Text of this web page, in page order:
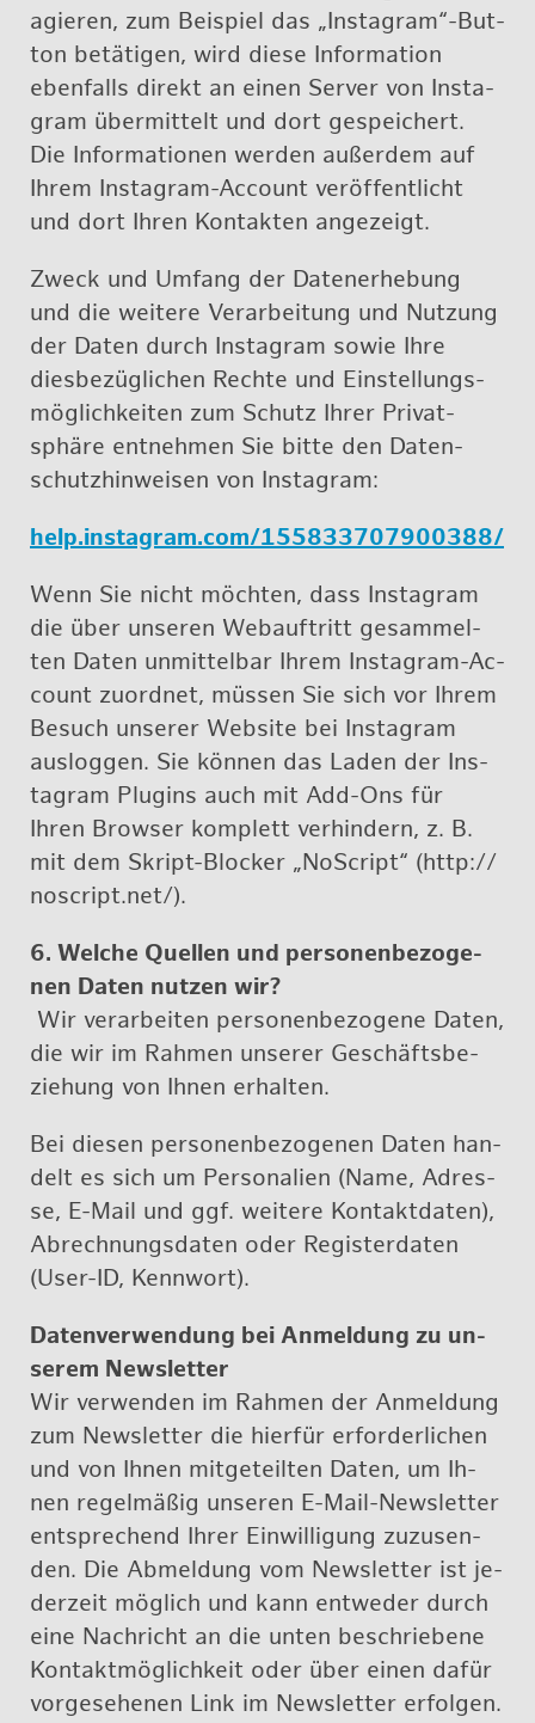
agie­ren, zum Bei­spiel das „Ins­ta­gram“-But­
ton be­tä­ti­gen, wird diese In­for­ma­ti­on
eben­falls di­rekt an einen Ser­ver von Ins­ta­
gram über­mit­telt und dort ge­spei­chert.
Die In­for­ma­tio­nen wer­den au­ßer­dem auf
Ihrem Ins­ta­gram-Ac­count ver­öf­fent­licht
und dort Ihren Kon­tak­ten an­ge­zeigt.
Zweck und Um­fang der Da­ten­er­he­bung
und die wei­te­re Ver­ar­bei­tung und Nut­zung
der Daten durch Ins­ta­gram sowie Ihre
dies­be­züg­li­chen Rech­te und Ein­stel­lungs­
mög­lich­kei­ten zum Schutz Ihrer Pri­vat­
sphä­re ent­neh­men Sie bitte den Da­ten­
schutz­hin­wei­sen von Ins­ta­gram:
help.​instagram.​com/​155​8337​0790​0388/
Wenn Sie nicht möch­ten, dass Ins­ta­gram
die über un­se­ren Webauf­tritt ge­sam­mel­
ten Daten un­mit­tel­bar Ihrem Ins­ta­gram-Ac­
count zu­ord­net, müs­sen Sie sich vor Ihrem
Be­such un­se­rer Web­site bei Ins­ta­gram
aus­log­gen. Sie kön­nen das Laden der Ins­
ta­gram Plug­ins auch mit Add-Ons für
Ihren Brow­ser kom­plett ver­hin­dern, z. B.
mit dem Skript-Blo­cker „No­Script“ (http://​
noscript.​net/).
6. Wel­che Quel­len und per­so­nen­be­zo­ge­
nen Daten nut­zen wir?
Wir ver­ar­bei­ten per­so­nen­be­zo­ge­ne Daten,
die wir im Rah­men un­se­rer Ge­schäfts­be­
zie­hung von Ihnen er­hal­ten.
Bei die­sen per­so­nen­be­zo­ge­nen Daten han­
delt es sich um Per­so­na­li­en (Name, Adres­
se, E-Mail und ggf. wei­te­re Kon­takt­da­ten),
Ab­rech­nungs­da­ten oder Re­gis­ter­da­ten
(User-ID, Kenn­wort).
Da­ten­ver­wen­dung bei An­mel­dung zu un­
se­rem News­let­ter
Wir ver­wen­den im Rah­men der An­mel­dung
zum News­let­ter die hier­für er­for­der­li­chen
und von Ih­nen mit­ge­teil­ten Da­ten, um Ih­
nen re­gel­mä­ßig un­se­ren E-Mail-News­let­ter
ent­spre­chend Ih­rer Ein­wil­li­gung zu­zu­sen­
den. Die Ab­mel­dung vom News­let­ter ist je­
der­zeit mög­lich und kann ent­we­der durch
eine Nach­richt an die un­ten be­schrie­be­ne
Kon­takt­mög­lich­keit oder über ei­nen da­für
vor­ge­se­he­nen Link im News­let­ter er­fol­gen.